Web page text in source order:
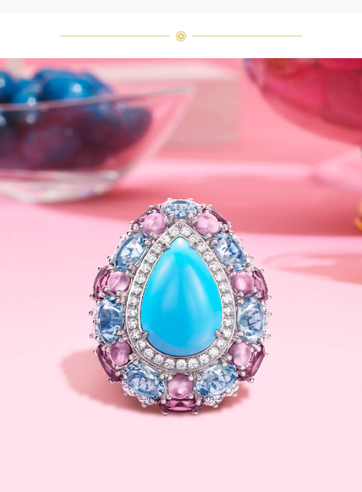
宝石皆与众不同而采用独特镶嵌方
式，重量和宝石的等级亦不尽相同。
如有疑问，敬请咨询客户服务。